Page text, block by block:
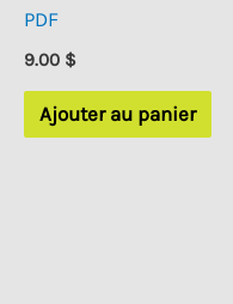
PDF
9.00 $
Ajouter au panier